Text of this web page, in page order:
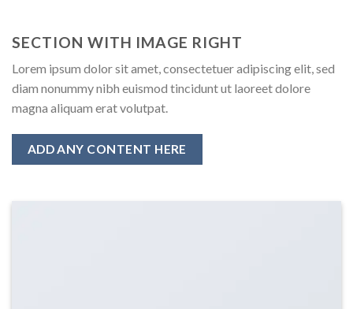
SECTION WITH IMAGE RIGHT
Lorem ipsum dolor sit amet, consectetuer adipiscing elit, sed
diam nonummy nibh euismod tincidunt ut laoreet dolore
magna aliquam erat volutpat.
ADD ANY CONTENT HERE